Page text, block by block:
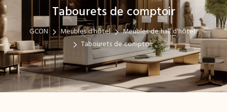
Tabourets de comptoir
GCON Meubles d'hôtel
Meubles de hall d'hôtel
Tabourets de comptoir